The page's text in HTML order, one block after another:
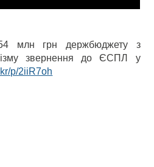
млн грн держбюджету з
звернення до ЄСПЛ у
p/2iiR7oh